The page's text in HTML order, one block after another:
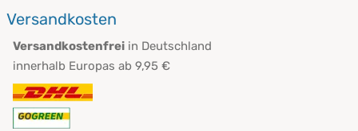
Versandkosten
Versandkostenfrei in Deutschland
innerhalb Europas ab 9,95 €